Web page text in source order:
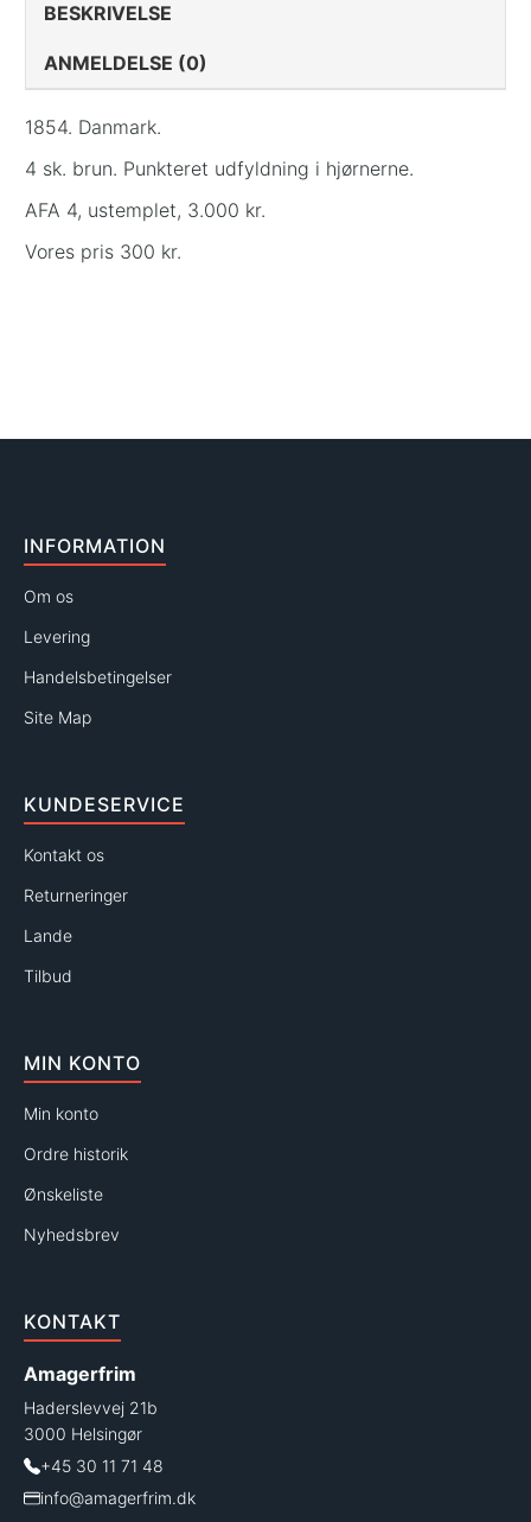
BESKRIVELSE
ANMELDELSE (0)
1854. Danmark.
4 sk. brun. Punkteret udfyldning i hjørnerne.
AFA 4, ustemplet, 3.000 kr.
Vores pris 300 kr.
INFORMATION
Om os
Levering
Handelsbetingelser
Site Map
KUNDESERVICE
Kontakt os
Returneringer
Lande
Tilbud
MIN KONTO
Min konto
Ordre historik
Ønskeliste
Nyhedsbrev
KONTAKT
Amagerfrim
Haderslevvej 21b
3000 Helsingør
+45 30 11 71 48
info@amagerfrim.dk